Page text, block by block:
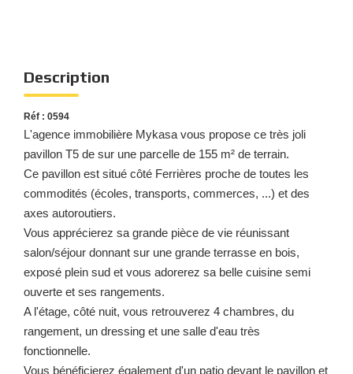
Description
Réf : 0594
L'agence immobilière Mykasa vous propose ce très joli
pavillon T5 de sur une parcelle de 155 m² de terrain.
Ce pavillon est situé côté Ferrières proche de toutes les
commodités (écoles, transports, commerces, ...) et des
axes autoroutiers.
Vous apprécierez sa grande pièce de vie réunissant
salon/séjour donnant sur une grande terrasse en bois,
exposé plein sud et vous adorerez sa belle cuisine semi
ouverte et ses rangements.
A l'étage, côté nuit, vous retrouverez 4 chambres, du
rangement, un dressing et une salle d'eau très
fonctionnelle.
Vous bénéficierez également d'un patio devant le pavillon et